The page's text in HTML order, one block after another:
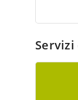
Servizi